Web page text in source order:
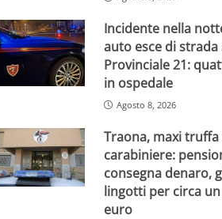
Incidente nella
auto esce di strada
Provinciale 21:
in ospedale
Agosto 8, 2026
Traona, maxi
carabiniere:
consegna denaro,
lingotti per circa
euro